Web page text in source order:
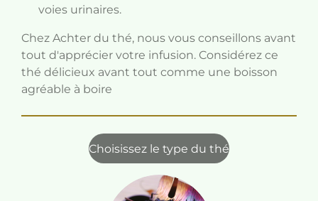
voies urinaires.
Chez Achter du thé, nous vous conseillons avant
tout d'apprécier votre infusion. Considérez ce
thé délicieux avant tout comme une boisson
agréable à boire
Choisissez le type du thé